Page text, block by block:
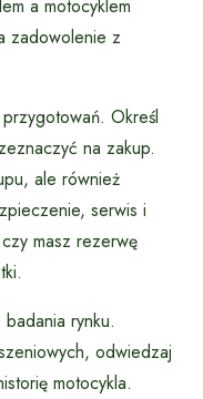
a motocyklem
zadowolenie z
Określ
na zakup.
ale również
serwis i
masz rezerwę
rynku.
odwiedzaj
motocykla.